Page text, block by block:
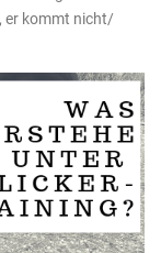
er kommt nicht/